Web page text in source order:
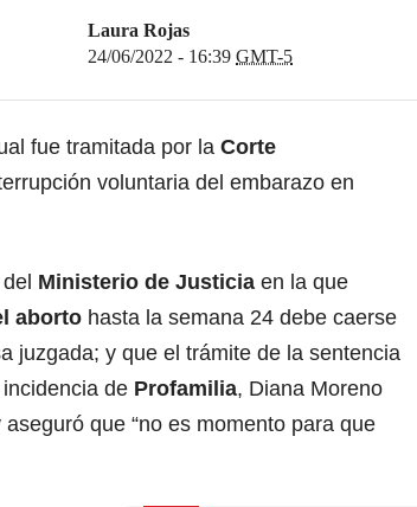
Laura Rojas
24/06/2022 - 16:39 GMT-5
fue tramitada por la Corte
voluntaria del embarazo en
Ministerio de Justicia en la que
aborto hasta la semana 24 debe caerse
juzgada; y que el trámite de la sentencia
de Profamilia, Diana Moreno
que “no es momento para que